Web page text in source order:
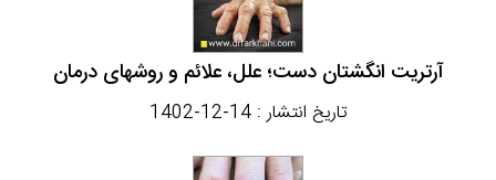
آرتریت انگشتان دست؛ علل، علائم و روشهای درمان
تاریخ انتشار :1402-12-14